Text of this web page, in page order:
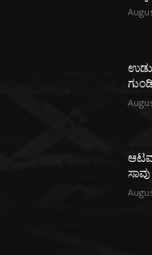
ಸಾವು